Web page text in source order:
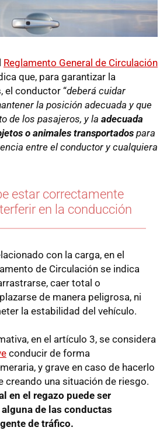
Reglamento General de Circulación
que, para garantizar la
el conductor “deberá cuidar
la posición adecuada y que
de los pasajeros, y la adecuada
o animales transportados para
entre el conductor y cualquiera
estar correctamente
en la conducción
con la carga, en el
de Circulación se indica
caer total o
de manera peligrosa, ni
la estabilidad del vehículo.
en el artículo 3, se considera
conducir de forma
y grave en caso de hacerlo
creando una situación de riesgo.
en el regazo puede ser
de las conductas
de tráfico.